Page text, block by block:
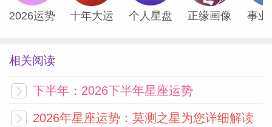
2026运势 十年大运 个人星盘 正缘画像 事业
相关阅读
下半年：2026下半年星座运势
2026年星座运势：莫测之星为您详细解读